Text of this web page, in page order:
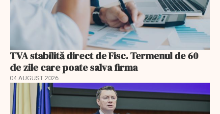
TVA stabilită direct de Fisc. Termenul de 60
de zile care poate salva firma
04 AUGUST 2026